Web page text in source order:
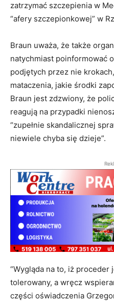
zatrzymać szczepienia w
“afery szczepionkowej” w
Braun uważa, że także
natychmiast poinformować
podjętych przez nie
mataczenia, jakie środki
Braun jest zdzwiony, że
reagują na przypadki
“zupełnie skandalicznej
niewiele chyba się dzieje”.
“Wygląda na to, iż proceder
tolerowany, a wręcz
części oświadczenia